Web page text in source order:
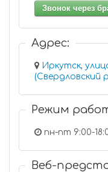
Звонок через
Адрес:
Иркутск,
(Свердловский
Режим
пн-пт 9:00-
Веб-